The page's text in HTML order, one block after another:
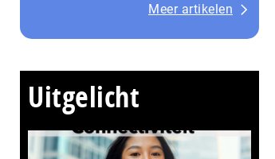
Meer artikelen
Uitgelicht